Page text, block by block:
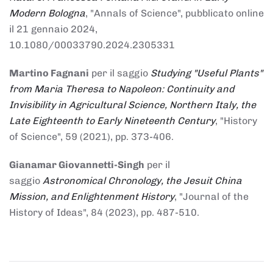
Modern Bologna, "Annals of Science", pubblicato online
il 21 gennaio 2024,
10.1080/00033790.2024.2305331
Martino Fagnani per il saggio Studying "Useful Plants"
from Maria Theresa to Napoleon: Continuity and
Invisibility in Agricultural Science, Northern Italy, the
Late Eighteenth to Early Nineteenth Century, "History
of Science", 59 (2021), pp. 373-406.
Gianamar Giovannetti-Singh per il
saggio Astronomical Chronology, the Jesuit China
Mission, and Enlightenment History, "Journal of the
History of Ideas", 84 (2023), pp. 487-510.